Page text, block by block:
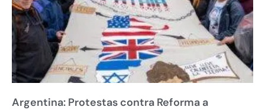
Argentina: Protestas contra Reforma a